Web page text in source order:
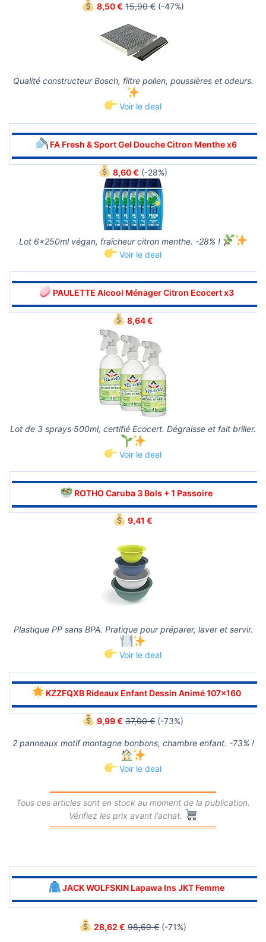
8,50 € 15,90 €(-47%)
Qualité constructeur Bosch, filtre pollen, poussières et odeurs.
Voir le deal
▬▬▬▬▬▬▬▬▬▬▬▬▬▬▬▬▬▬▬▬▬▬▬▬▬▬▬▬▬▬
FA Fresh & Sport Gel Douche Citron Menthe x6
▬▬▬▬▬▬▬▬▬▬▬▬▬▬▬▬▬▬▬▬▬▬▬▬▬▬▬▬▬▬
8,60 € (-28%)
Lot 6x250ml végan, fraîcheur citron menthe. -28% !
Voir le deal
▬▬▬▬▬▬▬▬▬▬▬▬▬▬▬▬▬▬▬▬▬▬▬▬▬▬▬▬▬▬
PAULETTE Alcool Ménager Citron Ecocert x3
▬▬▬▬▬▬▬▬▬▬▬▬▬▬▬▬▬▬▬▬▬▬▬▬▬▬▬▬▬▬
8,64 €
Lot de 3 sprays 500ml, certifié Ecocert. Dégraisse et fait briller.
Voir le deal
▬▬▬▬▬▬▬▬▬▬▬▬▬▬▬▬▬▬▬▬▬▬▬▬▬▬▬▬▬▬
ROTHO Caruba 3 Bols + 1 Passoire
▬▬▬▬▬▬▬▬▬▬▬▬▬▬▬▬▬▬▬▬▬▬▬▬▬▬▬▬▬▬
9,41 €
Plastique PP sans BPA. Pratique pour préparer, laver et servir.
Voir le deal
▬▬▬▬▬▬▬▬▬▬▬▬▬▬▬▬▬▬▬▬▬▬▬▬▬▬▬▬▬▬
KZZFQXB Rideaux Enfant Dessin Animé 107x160
▬▬▬▬▬▬▬▬▬▬▬▬▬▬▬▬▬▬▬▬▬▬▬▬▬▬▬▬▬▬
9,99 € 37,00 €(-73%)
2 panneaux motif montagne bonbons, chambre enfant. -73% !
Voir le deal
════════════════════════════
Tous ces articles sont en stock au moment de la publication.
Vérifiez les prix avant l'achat.
════════════════════════════
▬▬▬▬▬▬▬▬▬▬▬▬▬▬▬▬▬▬▬▬▬▬▬▬▬▬▬▬▬▬
JACK WOLFSKIN Lapawa Ins JKT Femme
▬▬▬▬▬▬▬▬▬▬▬▬▬▬▬▬▬▬▬▬▬▬▬▬▬▬▬▬▬▬
28,62 € 98,69 €(-71%)